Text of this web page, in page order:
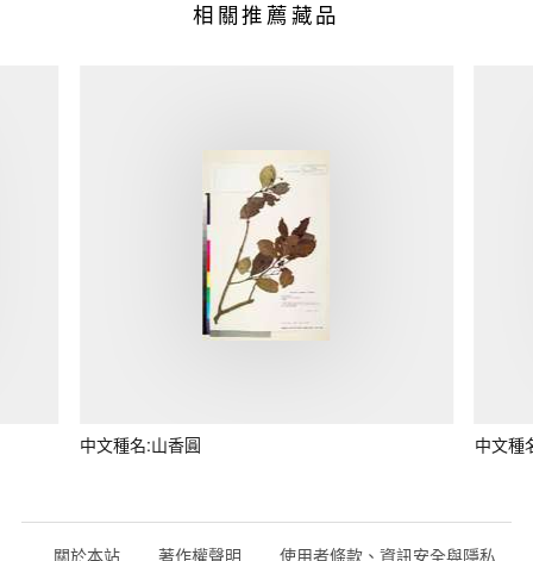
相關推薦藏品
中文種名:山香圓 中文種
關於本站 著作權聲明 使用者條款、資訊安全與隱私